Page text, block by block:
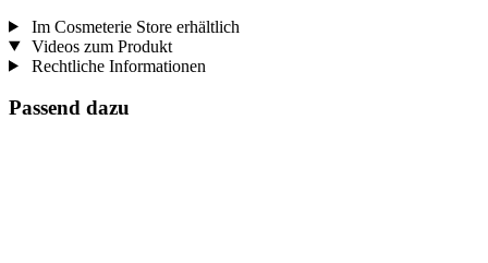
Im Cosmeterie Store erhältlich
Videos zum Produkt
Rechtliche Informationen
Passend dazu